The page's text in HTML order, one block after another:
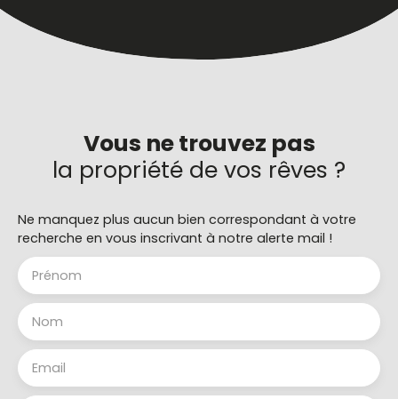
Vous ne trouvez pas
la propriété de vos rêves ?
Ne manquez plus aucun bien correspondant à votre
recherche en vous inscrivant à notre alerte mail !
Prénom
Nom
Email